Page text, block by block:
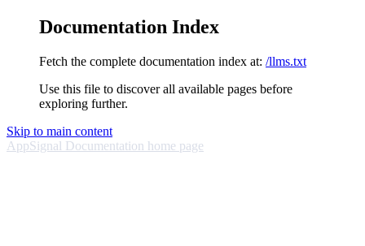
Documentation Index
Fetch the complete documentation index at: /llms.txt
Use this file to discover all available pages before
exploring further.
Skip to main content
AppSignal Documentation home page